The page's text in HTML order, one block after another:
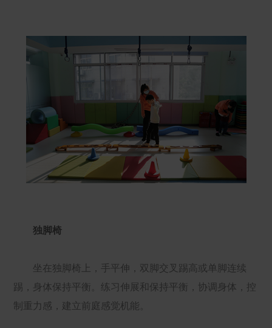
独脚椅
坐在独脚椅上，手平伸，双脚交叉踢高或单脚连续
踢，身体保持平衡。练习伸展和保持平衡，协调身体，控
制重力感，建立前庭感觉机能。